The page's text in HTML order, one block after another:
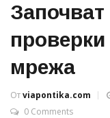
проверки
мрежа
Отviapontika.com
0 Comments